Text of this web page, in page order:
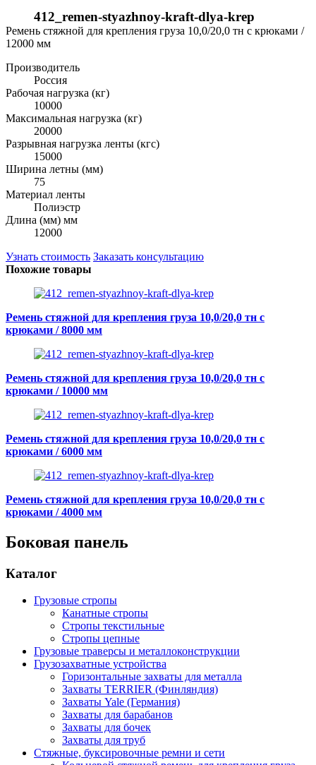
412_remen-styazhnoy-kraft-dlya-krep
Ремень стяжной для крепления груза 10,0/20,0 тн с крюками /
12000 мм
Производитель
Россия
Рабочая нагрузка (кг)
10000
Максимальная нагрузка (кг)
20000
Разрывная нагрузка ленты (кгс)
15000
Ширина летны (мм)
75
Материал ленты
Полиэстр
Длина (мм) мм
12000
Узнать стоимость Заказать консультацию
Похожие товары
Ремень стяжной для крепления груза 10,0/20,0 тн с
крюками / 8000 мм
Ремень стяжной для крепления груза 10,0/20,0 тн с
крюками / 10000 мм
Ремень стяжной для крепления груза 10,0/20,0 тн с
крюками / 6000 мм
Ремень стяжной для крепления груза 10,0/20,0 тн с
крюками / 4000 мм
Боковая панель
Каталог
Грузовые стропы
Канатные стропы
Стропы текстильные
Стропы цепные
Грузовые траверсы и металлоконструкции
Грузозахватные устройства
Горизонтальные захваты для металла
Захваты TERRIER (Финляндия)
Захваты Yale (Германия)
Захваты для барабанов
Захваты для бочек
Захваты для труб
Стяжные, буксировочные ремни и сети